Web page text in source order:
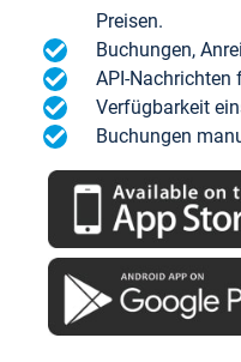
Preisen.
Buchungen,
API-Nachrichten
Verfügbarkeit
Buchungen